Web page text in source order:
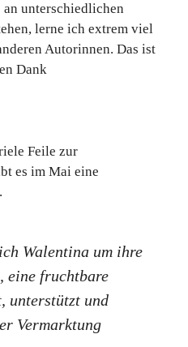
unterschiedlichen
lerne ich extrem viel
Autorinnen. Das ist
Dank
Feile zur
es im Mai eine
Walentina um ihre
eine fruchtbare
unterstützt und
Vermarktung